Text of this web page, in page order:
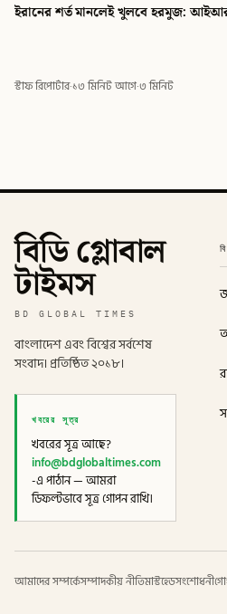
ইরানের শর্ত মানলেই খুলবে হরমুজ:
স্টাফ রিপোর্টার·১৩ মিনিট আগে·৩ মিনিট
বিডি গ্লোবাল
টাইমস
BD GLOBAL TIMES
বাংলাদেশ এবং বিশ্বের সর্বশেষ
সংবাদ। প্রতিষ্ঠিত ২০১৮।
খবরের সূত্র
খবরের সূত্র আছে?
info@bdglobaltimes.com
-এ পাঠান — আমরা
ডিফল্টভাবে সূত্র গোপন রাখি।
আমাদের সম্পর্কেসম্পাদকীয় নীতিমাস্টহেডসংশোধনী